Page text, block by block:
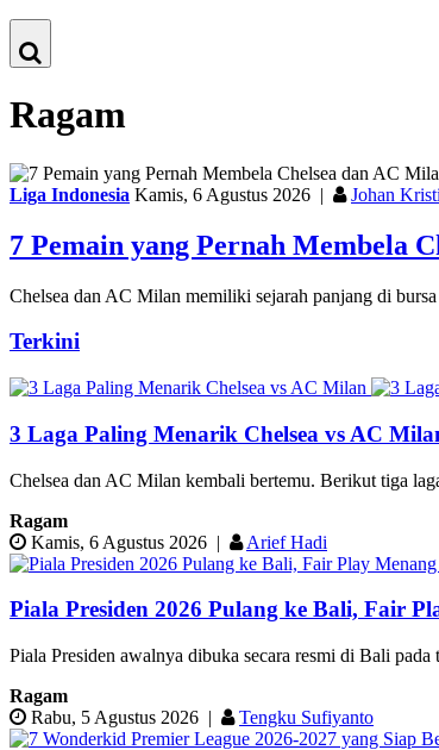
Ragam
Liga Indonesia Kamis, 6 Agustus 2026 | Johan
7 Pemain yang Pernah Membela
Chelsea dan AC Milan memiliki sejarah panjang di
Terkini
3 Laga Paling Menarik Chelsea vs AC
Chelsea dan AC Milan kembali bertemu. Berikut tiga
Ragam
Kamis, 6 Agustus 2026 | Arief Hadi
Piala Presiden 2026 Pulang ke Bali, Fair
Piala Presiden awalnya dibuka secara resmi di Bali
Ragam
Rabu, 5 Agustus 2026 | Tengku Sufiyanto